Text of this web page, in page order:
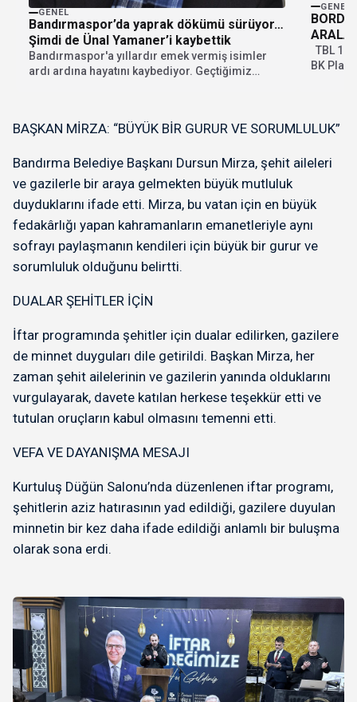
GENEL
Bandırmaspor’da yaprak dökümü sürüyor…
Şimdi de Ünal Yamaner’i kaybettik
Bandırmaspor'a yıllardır emek vermiş isimler
ardı ardına hayatını kaybediyor. Geçtiğimiz
GENEL
TBL 1.
BK Play
BAŞKAN MİRZA: “BÜYÜK BİR GURUR VE SORUMLULUK”
Bandırma Belediye Başkanı Dursun Mirza, şehit aileleri
ve gazilerle bir araya gelmekten büyük mutluluk
duyduklarını ifade etti. Mirza, bu vatan için en büyük
fedakârlığı yapan kahramanların emanetleriyle aynı
sofrayı paylaşmanın kendileri için büyük bir gurur ve
sorumluluk olduğunu belirtti.
DUALAR ŞEHİTLER İÇİN
İftar programında şehitler için dualar edilirken, gazilere
de minnet duyguları dile getirildi. Başkan Mirza, her
zaman şehit ailelerinin ve gazilerin yanında olduklarını
vurgulayarak, davete katılan herkese teşekkür etti ve
tutulan oruçların kabul olmasını temenni etti.
VEFA VE DAYANIŞMA MESAJI
Kurtuluş Düğün Salonu’nda düzenlenen iftar programı,
şehitlerin aziz hatırasının yad edildiği, gazilere duyulan
minnetin bir kez daha ifade edildiği anlamlı bir buluşma
olarak sona erdi.